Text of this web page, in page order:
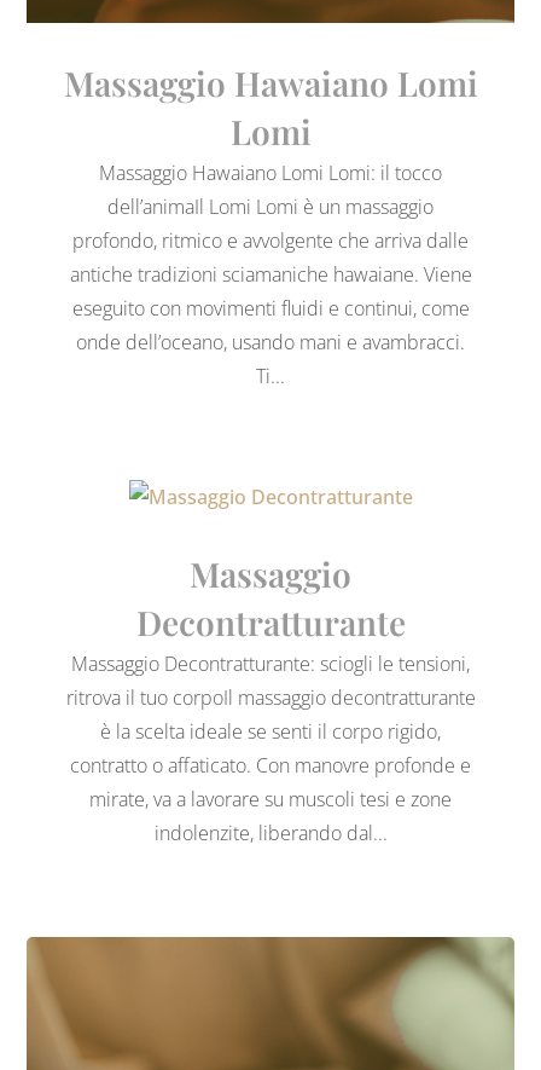
Massaggio Hawaiano Lomi
Lomi
Massaggio Hawaiano Lomi Lomi: il tocco
dell’animaIl Lomi Lomi è un massaggio
profondo, ritmico e avvolgente che arriva dalle
antiche tradizioni sciamaniche hawaiane. Viene
eseguito con movimenti fluidi e continui, come
onde dell’oceano, usando mani e avambracci.
Ti...
Massaggio
Decontratturante
Massaggio Decontratturante: sciogli le tensioni,
ritrova il tuo corpoIl massaggio decontratturante
è la scelta ideale se senti il corpo rigido,
contratto o affaticato. Con manovre profonde e
mirate, va a lavorare su muscoli tesi e zone
indolenzite, liberando dal...